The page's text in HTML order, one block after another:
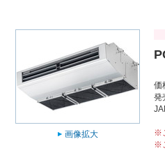
画像拡大
価
発
※
※